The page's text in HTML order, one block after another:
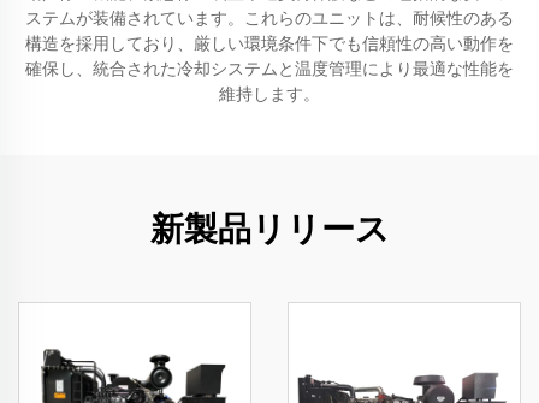
ステムが装備されています。これらのユニットは、耐候性のある
構造を採用しており、厳しい環境条件下でも信頼性の高い動作を
確保し、統合された冷却システムと温度管理により最適な性能を
維持します。
新製品リリース